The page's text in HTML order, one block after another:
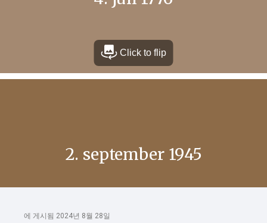
에 게시됨 2024년 8월 28일